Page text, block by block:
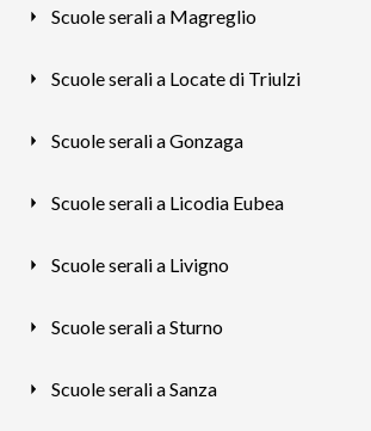
Scuole serali a Magreglio
Scuole serali a Locate di Triulzi
Scuole serali a Gonzaga
Scuole serali a Licodia Eubea
Scuole serali a Livigno
Scuole serali a Sturno
Scuole serali a Sanza